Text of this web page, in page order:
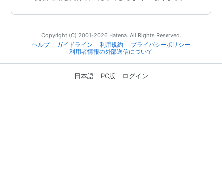
Copyright (C) 2001-2026 Hatena. All Rights Reserved.
ヘルプ
ガイドライン 利用規約
プライバシーポリシー
利用者情報の外部送信について
日本語 PC版 ログイン